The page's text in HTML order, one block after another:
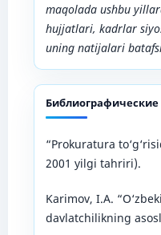
maqolada ushbu
hujjatlari, kadrlar
uning natijalari
“Prokuratura
2001 yilgi tahriri).
Karimov, I.A.
davlatchilikning